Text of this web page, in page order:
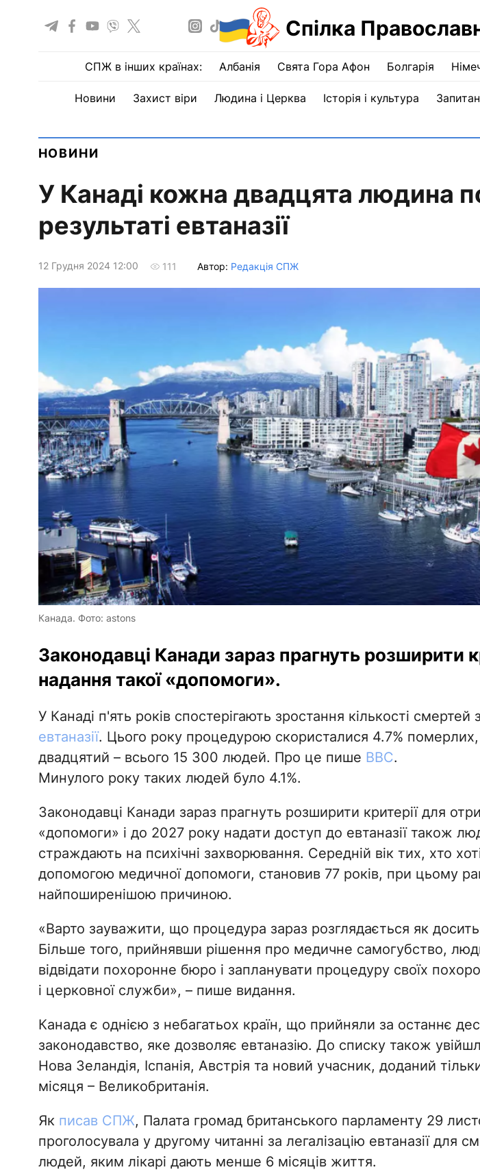
Спілка
СПЖ в інших країнах: Албанія Свята Гора Афон Болгарія
Новини Захист віри Людина і Церква Історія і культура
НОВИНИ
У Канаді кожна двадцята людина
результаті евтаназії
12 Грудня 2024 12:00 111 Автор: Редакція СПЖ
Канада. Фото: astons
Законодавці Канади зараз прагнуть розширити
надання такої «допомоги».
У Канаді п'ять років спостерігають зростання кількості
евтаназії. Цього року процедурою скористалися 4.7%
двадцятий – всього 15 300 людей. Про це пише BBC.
Минулого року таких людей було 4.1%.
Законодавці Канади зараз прагнуть розширити критерії для
«допомоги» і до 2027 року надати доступ до евтаназії також
страждають на психічні захворювання. Середній вік тих, хто
допомогою медичної допомоги, становив 77 років, при цьому
найпоширенішою причиною.
«Варто зауважити, що процедура зараз розглядається як
Більше того, прийнявши рішення про медичне самогубство,
відвідати похоронне бюро і запланувати процедуру своїх
і церковної служби», – пише видання.
Канада є однією з небагатьох країн, що прийняли за останнє
законодавство, яке дозволяє евтаназію. До списку також
Нова Зеландія, Іспанія, Австрія та новий учасник, доданий
місяця – Великобританія.
Як писав СПЖ, Палата громад британського парламенту 29
проголосувала у другому читанні за легалізацію евтаназії для
людей, яким лікарі дають менше 6 місяців життя.